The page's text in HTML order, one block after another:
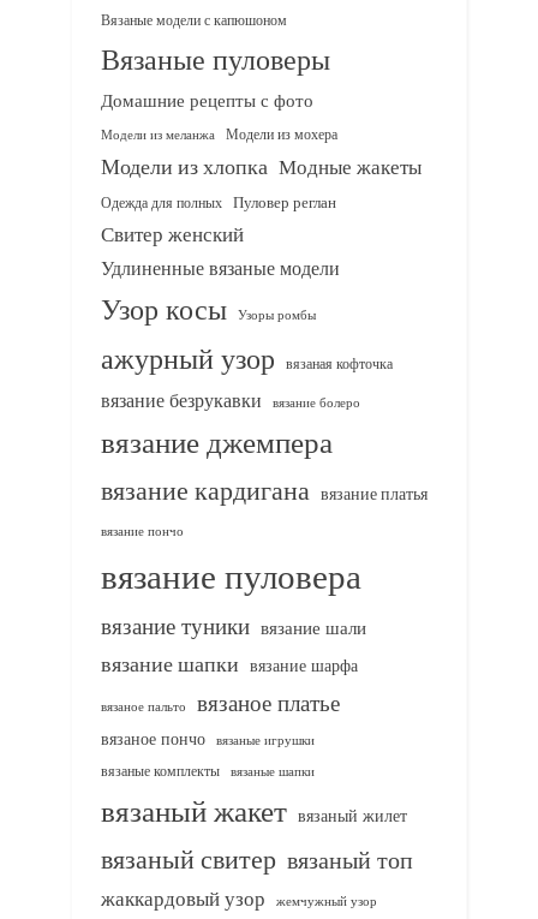
Вязаные модели с капюшоном
Вязаные пуловеры
Домашние рецепты с фото
Модели из меланжа Модели из мохера
Модели из хлопка Модные жакеты
Одежда для полных Пуловер реглан
Свитер женский
Удлиненные вязаные модели
Узор косы Узоры ромбы
ажурный узор вязаная кофточка
вязание безрукавки вязание болеро
вязание джемпера
вязание кардигана вязание платья
вязание пончо
вязание пуловера
вязание туники вязание шали
вязание шапки вязание шарфа
вязаное пальто вязаное платье
вязаное пончо вязаные игрушки
вязаные комплекты
вязаные шапки
вязаный жакет вязаный жилет
вязаный свитер вязаный топ
жаккардовый узор жемчужный узор